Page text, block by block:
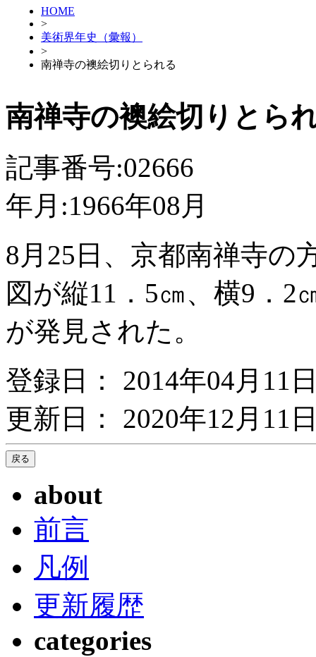
HOME
>
美術界年史（彙報）
>
南禅寺の襖絵切りとられる
南禅寺の襖絵切りとら
記事番号:02666
年月:1966年08月
8月25日、京都南禅寺の
図が縦11．5㎝、横9．
が発見された。
登録日： 2014年04月11
更新日： 2020年12月11
about
前言
凡例
更新履歴
categories